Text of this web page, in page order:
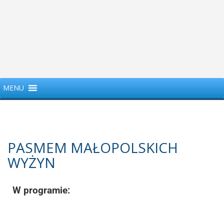
MENU
PASMEM MAŁOPOLSKICH
WYŻYN
W programie: